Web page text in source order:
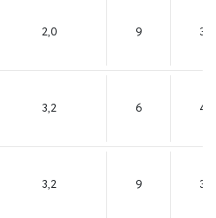
2,0 9 3,0
3,2 6 4,5
3,2 9 3,0